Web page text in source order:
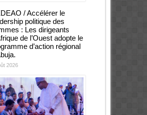
/ Accélérer le
politique des
: Les dirigeants
de l’Ouest adopte le
d’action régional
2026